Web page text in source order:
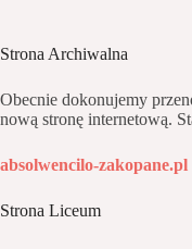
Strona Archiwalna
Obecnie dokonujemy
nową stronę internetową.
absolwencilo-zakopane.pl
Strona Liceum